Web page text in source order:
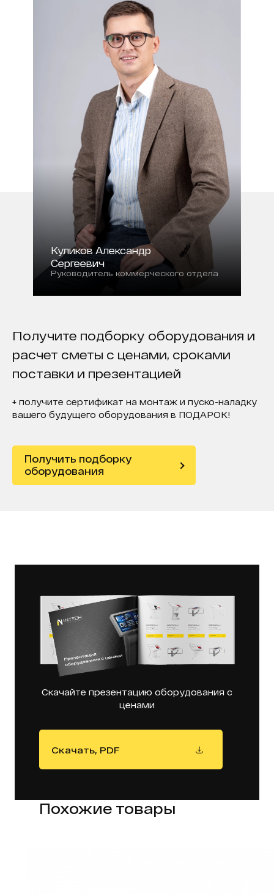
Куликов Александр
Сергеевич
Руководитель коммерческого отдела
Получите подборку оборудования и
расчет сметы с ценами, сроками
поставки и презентацией
+ получите сертификат на монтаж и пуско-наладку
вашего будущего оборудования в ПОДАРОК!
Получить подборку
оборудования
Скачайте презентацию оборудования с
ценами
Скачать, PDF
Похожие товары